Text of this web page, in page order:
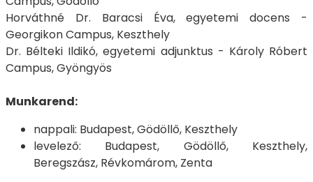
Horváthné Dr. Baracsi Éva, egyetemi docens -
Georgikon Campus, Keszthely
Dr. Bélteki Ildikó, egyetemi adjunktus - Károly Róbert
Campus, Gyöngyös
Munkarend:
nappali: Budapest, Gödöllő, Keszthely
levelező: Budapest, Gödöllő, Keszthely,
Beregszász, Révkomárom, Zenta